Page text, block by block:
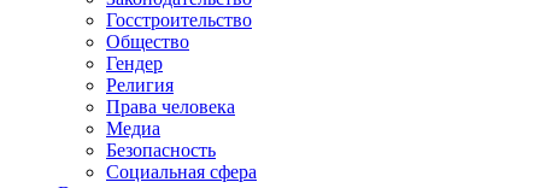
Госстроительство
Общество
Гендер
Религия
Права человека
Медиа
Безопасность
Социальная сфера